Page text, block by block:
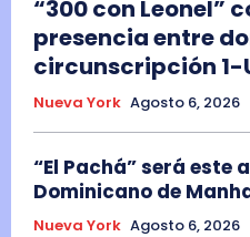
“300 con Leonel”
presencia entre
circunscripción 1-
Nueva York Agosto 6, 2026
“El Pachá” será este
Dominicano de
Nueva York Agosto 6, 2026